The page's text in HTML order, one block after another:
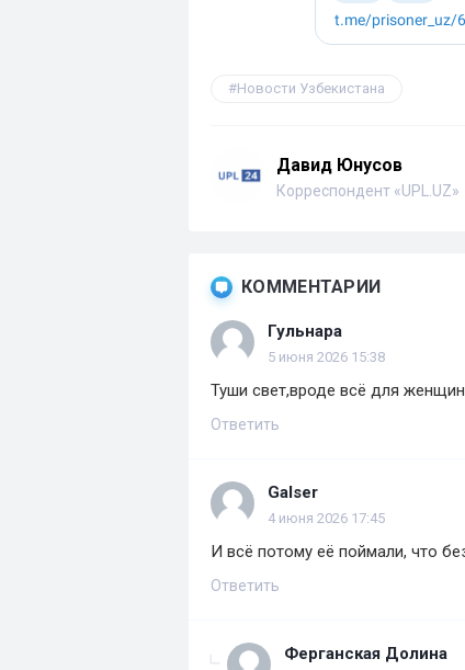
Новости Узбекистана
Давид Юнусов
Корреспондент «UPL.UZ»
КОММЕНТАРИИ
Гульнара
5 июня 2026 15:38
Туши свет,вроде всё для женщин
Ответить
Galser
4 июня 2026 17:45
И всё потому её поймали, что
Ответить
Ферганская Долина